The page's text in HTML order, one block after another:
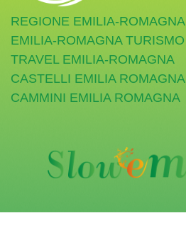
REGIONE EMILIA-ROMAGNA
EMILIA-ROMAGNA TURISMO
TRAVEL EMILIA-ROMAGNA
CASTELLI EMILIA ROMAGNA
CAMMINI EMILIA ROMAGNA